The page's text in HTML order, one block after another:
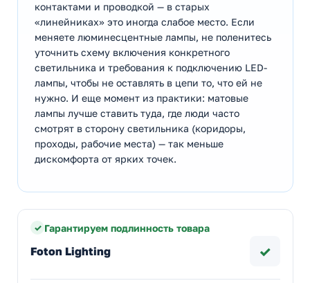
контактами и проводкой — в старых
«линейниках» это иногда слабое место. Если
меняете люминесцентные лампы, не поленитесь
уточнить схему включения конкретного
светильника и требования к подключению LED-
лампы, чтобы не оставлять в цепи то, что ей не
нужно. И еще момент из практики: матовые
лампы лучше ставить туда, где люди часто
смотрят в сторону светильника (коридоры,
проходы, рабочие места) — так меньше
дискомфорта от ярких точек.
Гарантируем подлинность товара
Foton Lighting ✓